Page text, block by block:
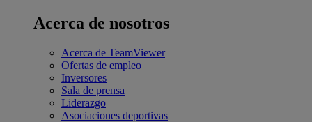
Acerca de nosotros
Acerca de TeamViewer
Ofertas de empleo
Inversores
Sala de prensa
Liderazgo
Asociaciones deportivas